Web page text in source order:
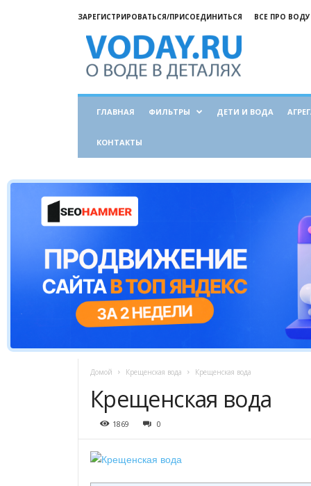
ЗАРЕГИСТРИРОВАТЬСЯ/ПРИСОЕДИНИТЬСЯ ВСЕ ПРО ВОДУ
воде
ГЛАВНАЯ ФИЛЬТРЫ ДЕТИ И ВОДА
КОНТАКТЫ
Домой Крещенская вода Крещенская вода
Крещенская вода
1869 0